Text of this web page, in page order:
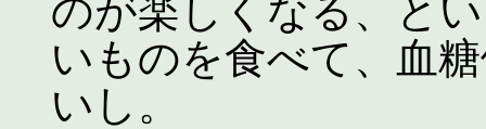
のが楽しくなる、と
いものを食べて、血
いし。